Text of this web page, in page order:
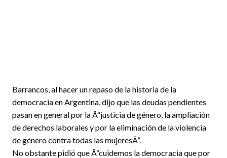
Barrancos, al hacer un repaso de la historia de la
democracia en Argentina, dijo que las deudas pendientes
pasan en general por la Â“justicia de género, la ampliación
de derechos laborales y por la eliminación de la violencia
de género contra todas las mujeresÂ”.
No obstante pidió que Â“cuidemos la democracia que por